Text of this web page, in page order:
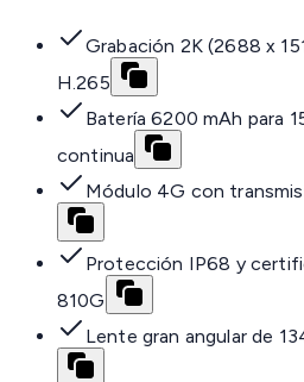
Grabación 2K (2688 x
H.265
Batería 6200 mAh para
continua
Módulo 4G con
Protección IP68 y
810G
Lente gran angular de